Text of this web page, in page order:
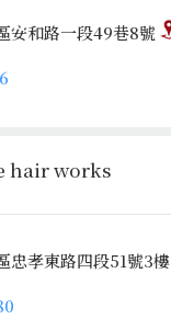
安和路一段49巷8號
hair works
忠孝東路四段51號3樓